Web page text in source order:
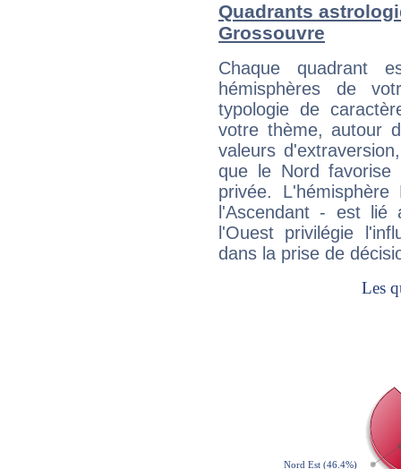
Quadrants
Grossouvre
Chaque quadrant
hémisphères de
typologie de
votre thème, autour
valeurs
que le Nord favorise
privée.
l'Ascendant - est
l'Ouest privilégie
dans la prise de